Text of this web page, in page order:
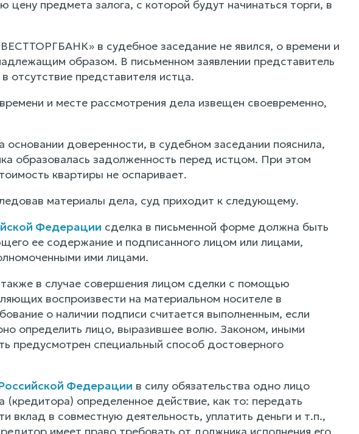
предмета залога, с которой будут начинаться торги, в
в судебное заседание не явился, о времени и
образом. В письменном заявлении представитель
представителя истца.
и месте рассмотрения дела извещен своевременно,
доверенности, в судебном заседании пояснила,
образовалась задолженность перед истцом. При этом
квартиры не оспаривает.
материалы дела, суд приходит к следующему.
Федерации сделка в письменной форме должна быть
ее содержание и подписанного лицом или лицами,
ими лицами.
в случае совершения лицом сделки с помощью
воспроизвести на материальном носителе в
о наличии подписи считается выполненным, если
определить лицо, выразившее волю. Законом, иными
предусмотрен специальный способ достоверного
Федерации в силу обязательства одно лицо
определенное действие, как то: передать
вклад в совместную деятельность, уплатить деньги и т.п.,